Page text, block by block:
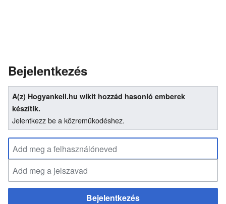
Bejelentkezés
A(z) Hogyankell.hu wikit hozzád hasonló emberek
készítik.
Jelentkezz be a közreműkodéshez.
Bejelentkezés